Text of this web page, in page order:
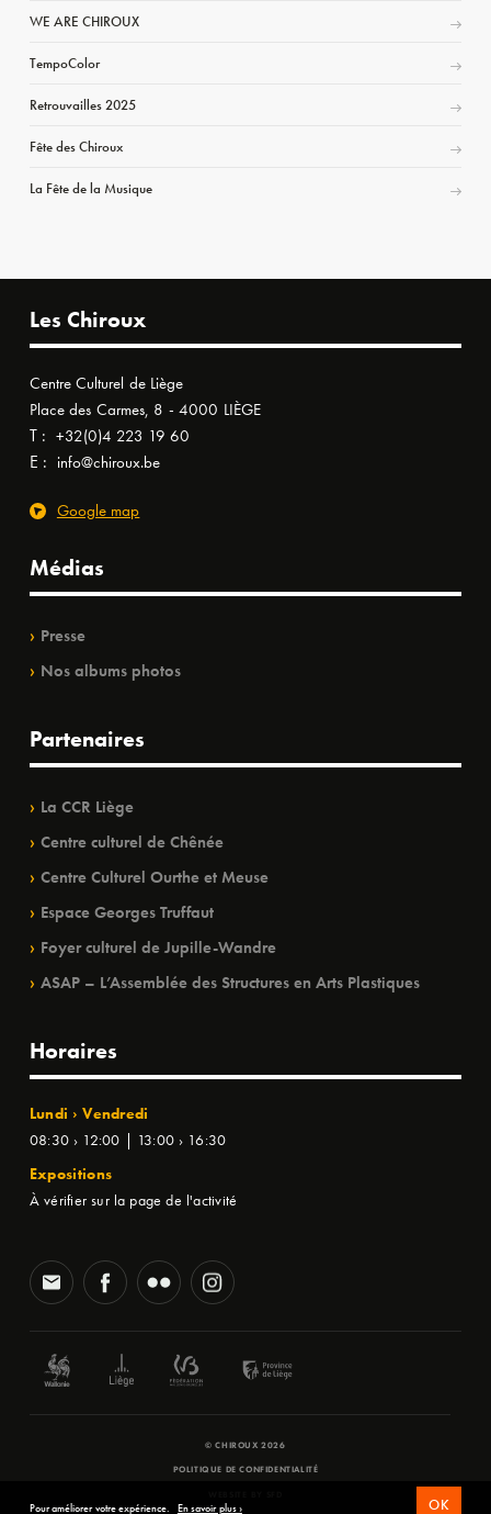
WE ARE CHIROUX
TempoColor
Retrouvailles 2025
Fête des Chiroux
La Fête de la Musique
Les Chiroux
Centre Culturel de Liège
Place des Carmes, 8 - 4000 LIÈGE
T : +32(0)4 223 19 60
E : info@chiroux.be
Google map
Médias
Presse
Nos albums photos
Partenaires
La CCR Liège
Centre culturel de Chênée
Centre Culturel Ourthe et Meuse
Espace Georges Truffaut
Foyer culturel de Jupille-Wandre
ASAP – L’Assemblée des Structures en Arts Plastiques
Horaires
Lundi › Vendredi
08:30 › 12:00 | 13:00 › 16:30
Expositions
À vérifier sur la page de l'activité
© CHIROUX 2026
POLITIQUE DE CONFIDENTIALITÉ
Pour améliorer votre expérience. En savoir plus › OK